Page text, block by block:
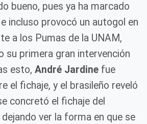
bueno, pues ya ha marcado
incluso provocó un autogol en
a los Pumas de la UNAM,
su primera gran intervención
esto, André Jardine fue
el fichaje, y el brasileño reveló
concretó el fichaje del
ver la forma en que se